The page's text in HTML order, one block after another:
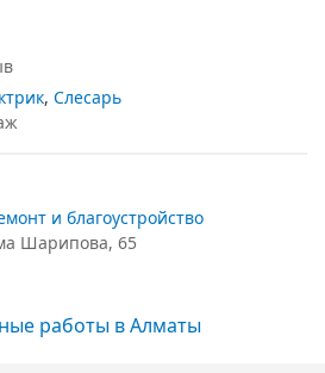
, Слесарь
и благоустройство
Шарипова, 65
работы в Алматы